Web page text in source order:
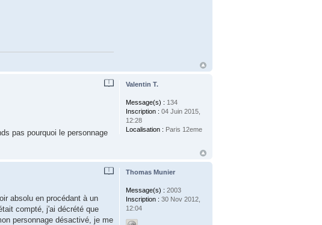
pas pourquoi le personnage
Valentin T.
Message(s) : 134
Inscription : 04 Juin 2015,
12:28
Localisation : Paris 12eme
absolu en procédant à un
compté, j'ai décrété que
personnage désactivé, je me
Thomas Munier
Message(s) : 2003
Inscription : 30 Nov 2012,
12:04